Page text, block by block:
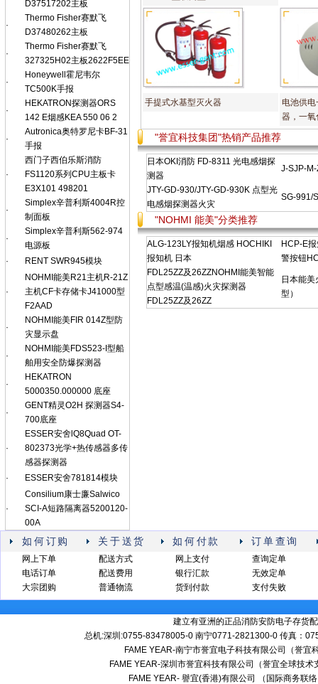
D37517202主板
·
Thermo Fisher赛默飞
D37480262主板
·
Thermo Fisher赛默飞
327325H02主板2622F5EE
·
Honeywell霍尼韦尔
TC500K手报
·
HEKATRON探测器ORS
142 E烟感KEA 550 06 2
·
Autronica奥特罗尼卡BF-31
手报
·
西门子西伯乐斯消防
FS1120系列CPU主板卡
E3X101 498201
·
Simplex辛普利斯4004R控
制面板
·
Simplex辛普利斯562-974
电源板
·
RENT SWR945模块
·
NOHMI能美R21主机R-21Z
主机CF卡存储卡J41000型
F2AAD
·
NOHMI能美FIR 014Z型防
灾显示盘
·
NOHMI能美FDS523-I型船
舶用安全防爆探测器
·
HEKATRON
5000350.000000 底座
·
GENT精灵O2H 探测器S4-
700底座
·
ESSER安舍lQ8Quad OT-
802373光学+热传感器多传
感器探测器
·
ESSER安舍781814模块
·
Consilium康士廉Salwico
SCI-A短路隔离器5200120-
00A
手提式水基型灭火器
电池供
器，一氧
"誉宜科技集团"热销产品推荐
日本OKI消防 FD-8311 光电感烟探
测器
J-SJP-
JTY-GD-930/JTY-GD-930K 点型光
电感烟探测器火灾
SG-991/
"NOHMI 能美"分类推荐
ALG-123LY报知机烟感 HOCHIKI
报知机 日本
HCP-E
警按钮
FDL25ZZ及26ZZNOHMI能美智能
点型感温(温感)火灾探测器
FDL25ZZ及26ZZ
日本能
型）
如何订购 关于送货 如何付款 订单查询
网上下单
电话订单
大宗团购
配送方式
配送费用
普通物流
网上支付
银行汇款
货到付款
查询定单
无效定单
支付失败
建立有亚洲的正品消防安防电子存货
总机:深圳:0755-83478005-0 南宁0771-2821300-0 传真：
FAME YEAR-南宁市誉宜电子科技有限公司（誉
FAME YEAR-深圳市誉宜科技有限公司（誉宜全球技
FAME YEAR- 譽宜(香港)有限公司 （国际商务联